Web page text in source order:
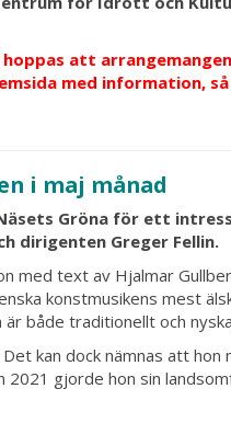
att
med information,
i maj månad
Gröna för ett
dirigenten Greger Fellin.
med text av Hjalmar
konstmusikens mest
både traditionellt och
kan dock nämnas att
2021 gjorde hon sin